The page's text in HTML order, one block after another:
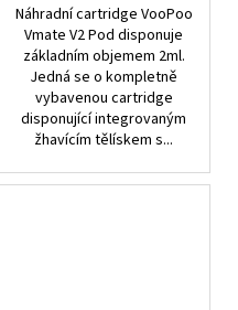
Náhradní cartridge VooPoo
Vmate V2 Pod disponuje
základním objemem 2ml.
Jedná se o kompletně
vybavenou cartridge
disponující integrovaným
žhavícím tělískem s...